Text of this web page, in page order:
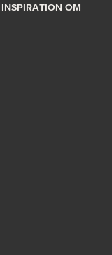
OM